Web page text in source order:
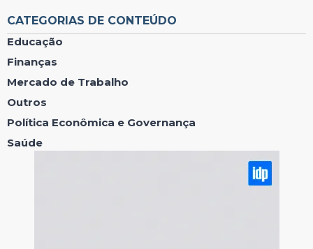
CATEGORIAS DE CONTEÚDO
Educação
Finanças
Mercado de Trabalho
Outros
Política Econômica e Governança
Saúde